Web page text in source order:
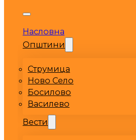
Насловна
Општини
Струмица
Ново Село
Босилово
Василево
Вести